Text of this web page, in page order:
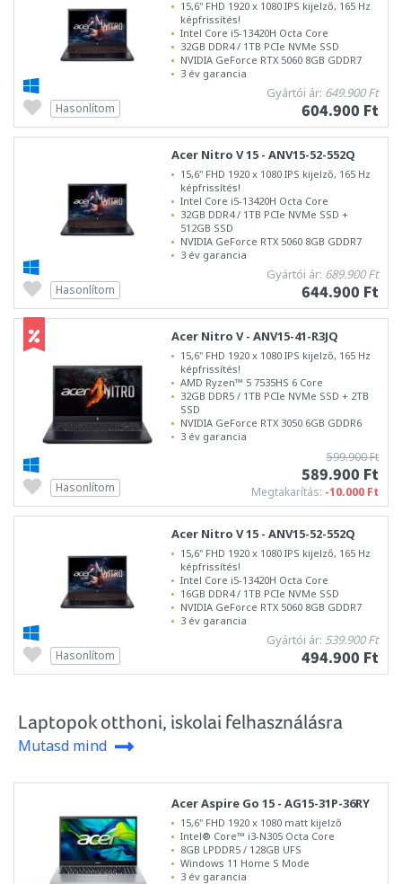
15,6" FHD 1920 x 1080 IPS kijelző, 165 Hz
képfrissítés!
Intel Core i5-13420H Octa Core
32GB DDR4 / 1TB PCIe NVMe SSD
NVIDIA GeForce RTX 5060 8GB GDDR7
3 év garancia
Gyártói ár: 649.900 Ft
604.900 Ft
Hasonlítom
Acer Nitro V 15 - ANV15-52-552Q
15,6" FHD 1920 x 1080 IPS kijelző, 165 Hz
képfrissítés!
Intel Core i5-13420H Octa Core
32GB DDR4 / 1TB PCIe NVMe SSD +
512GB SSD
NVIDIA GeForce RTX 5060 8GB GDDR7
3 év garancia
Gyártói ár: 689.900 Ft
644.900 Ft
Hasonlítom
Acer Nitro V - ANV15-41-R3JQ
15,6" FHD 1920 x 1080 IPS kijelző, 165 Hz
képfrissítés!
AMD Ryzen™ 5 7535HS 6 Core
32GB DDR5 / 1TB PCIe NVMe SSD + 2TB
SSD
NVIDIA GeForce RTX 3050 6GB GDDR6
3 év garancia
599.900 Ft
589.900 Ft
Megtakarítás: -10.000 Ft
Hasonlítom
Acer Nitro V 15 - ANV15-52-552Q
15,6" FHD 1920 x 1080 IPS kijelző, 165 Hz
képfrissítés!
Intel Core i5-13420H Octa Core
16GB DDR4 / 1TB PCIe NVMe SSD
NVIDIA GeForce RTX 5060 8GB GDDR7
3 év garancia
Gyártói ár: 539.900 Ft
494.900 Ft
Hasonlítom
Laptopok otthoni, iskolai felhasználásra
Mutasd mind
Acer Aspire Go 15 - AG15-31P-36RY
15,6" FHD 1920 x 1080 matt kijelző
Intel® Core™ i3-N305 Octa Core
8GB LPDDR5 / 128GB UFS
Windows 11 Home S Mode
3 év garancia